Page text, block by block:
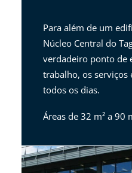
Para além de um
Núcleo Central do
verdadeiro ponto de
trabalho, os serviços
todos os dias.
Áreas de 32 m² a 90